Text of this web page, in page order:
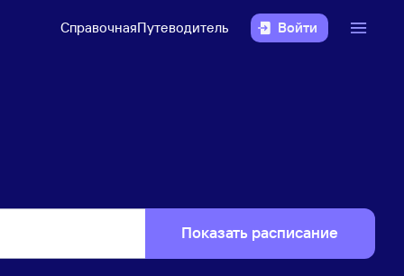
СправочнаяПутеводитель Войти
Показать расписание